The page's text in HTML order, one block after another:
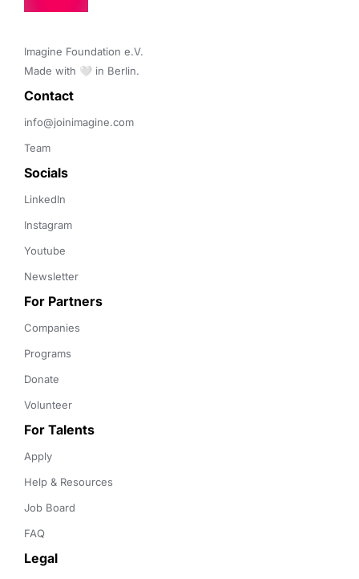
Imagine Foundation e.V.
Made with 🤍 in Berlin.
Contact
info@joinimagine.com
Team
Socials
LinkedIn
Instagram
Youtube
Newsletter
For Partners
Companies
Programs
Donate
Volunteer
For Talents
Apply
Help & Resources
Job Board
FAQ
Legal